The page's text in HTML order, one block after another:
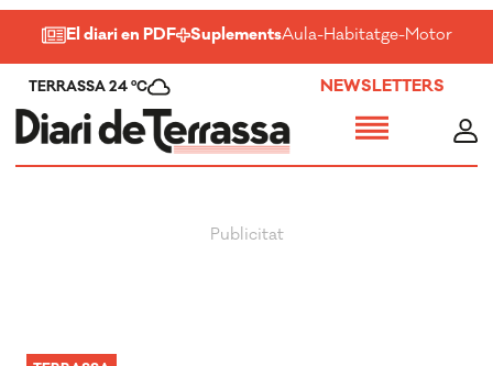
El diari en PDF SuplementsAula-Habitatge-Motor-
TERRASSA 24 ºC NEWSLETTERS